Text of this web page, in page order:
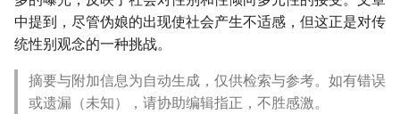
中提到，尽管伪娘的出现使社会产生不适感，但这正是对传
统性别观念的一种挑战。
摘要与附加信息为自动生成，仅供检索与参考。如有错误
或遗漏（未知），请协助编辑指正，不胜感激。